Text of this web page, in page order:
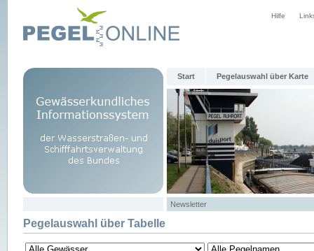
Hilfe
Start Pegelauswahl über Karte
Newsletter
Pegelauswahl über Tabelle